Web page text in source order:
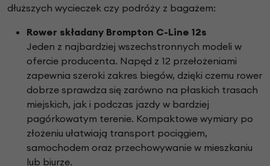
dłuższych wycieczek czy podróży z bagażem:
Rower składany Brompton C-Line 12s
Jeden z najbardziej wszechstronnych modeli w
ofercie producenta. Napęd z 12 przełożeniami
zapewnia szeroki zakres biegów, dzięki czemu rower
dobrze sprawdza się zarówno na płaskich trasach
miejskich, jak i podczas jazdy w bardziej
pagórkowatym terenie. Kompaktowe wymiary po
złożeniu ułatwiają transport pociągiem,
samochodem oraz przechowywanie w mieszkaniu
lub biurze.